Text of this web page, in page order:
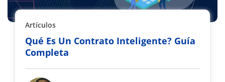
Artículos
Qué Es Un Contrato Inteligente? Guía
Completa